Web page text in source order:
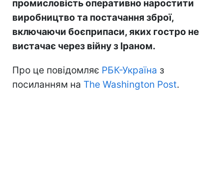
промисловість оперативно наростити
виробництво та постачання зброї,
включаючи боєприпаси, яких гостро не
вистачає через війну з Іраном.
Про це повідомляє РБК-Україна з
посиланням на The Washington Post.